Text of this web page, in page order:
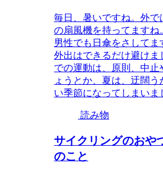
毎日、暑いですね。外で
の扇風機を持ってますね
男性でも日傘をさしてま
外出はできるだけ避けま
での運動は、原則、中止
ょうとか、夏は、迂闊
い季節になってしまいま
読み物
サイクリングのおや
のこと